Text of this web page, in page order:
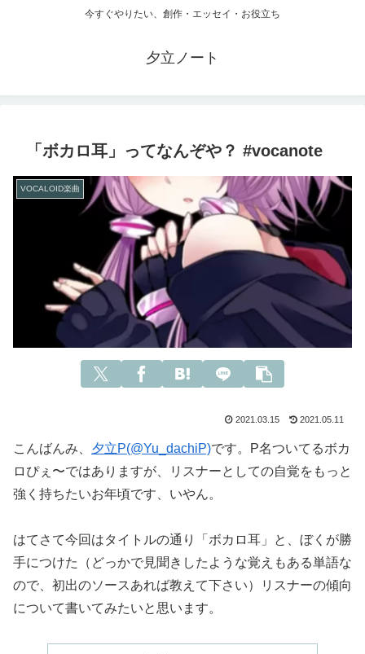
今すぐやりたい、創作・エッセイ・お役立ち
夕立ノート
「ボカロ耳」ってなんぞや？ #vocanote
VOCALOID楽曲
2021.03.15 2021.05.11
こんばんみ、 夕立P(@Yu_dachiP)です。P名ついてるボカ
ロぴぇ〜ではありますが、リスナーとしての自覚をもっと
強く持ちたいお年頃です、いやん。
はてさて今回はタイトルの通り「ボカロ耳」と、ぼくが勝
手につけた（どっかで見聞きしたような覚えもある単語な
ので、初出のソースあれば教えて下さい）リスナーの傾向
について書いてみたいと思います。